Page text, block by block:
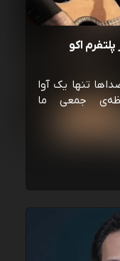
اکو
تنها یک آوا
جمعی ما